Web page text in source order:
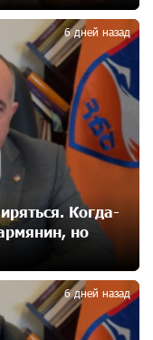
помогают
20 дней назад
установлена
кВт
21 дней назад
среди новых
«Travel»
23 дней назад
но связи
Когда-
но
6 дней назад
6 дней назад